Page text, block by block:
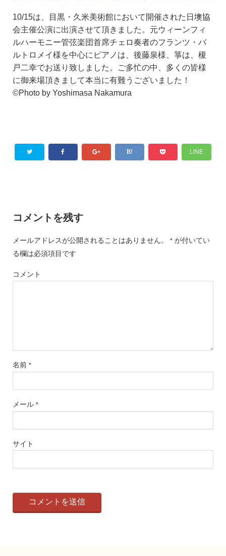
10/15は、目黒・久米美術館において開催された日墺協
会主催公演に出演させて頂きました。元ウィーンフィ
ルハーモニー管弦楽団首席チェロ奏者のフランツ・バ
ルトロメイ様を中心にピアノは、後藤泉様、箏は、榎
戸二幸でお送り致しました。ご多忙の中、多くの皆様
に御来場頂きまして本当に有難うございました！
©️Photo by Yoshimasa Nakamura
LINE
コメントを残す
メールアドレスが公開されることはありません。 * が付いてい
る欄は必須項目です
コメント
名前 *
メール *
サイト